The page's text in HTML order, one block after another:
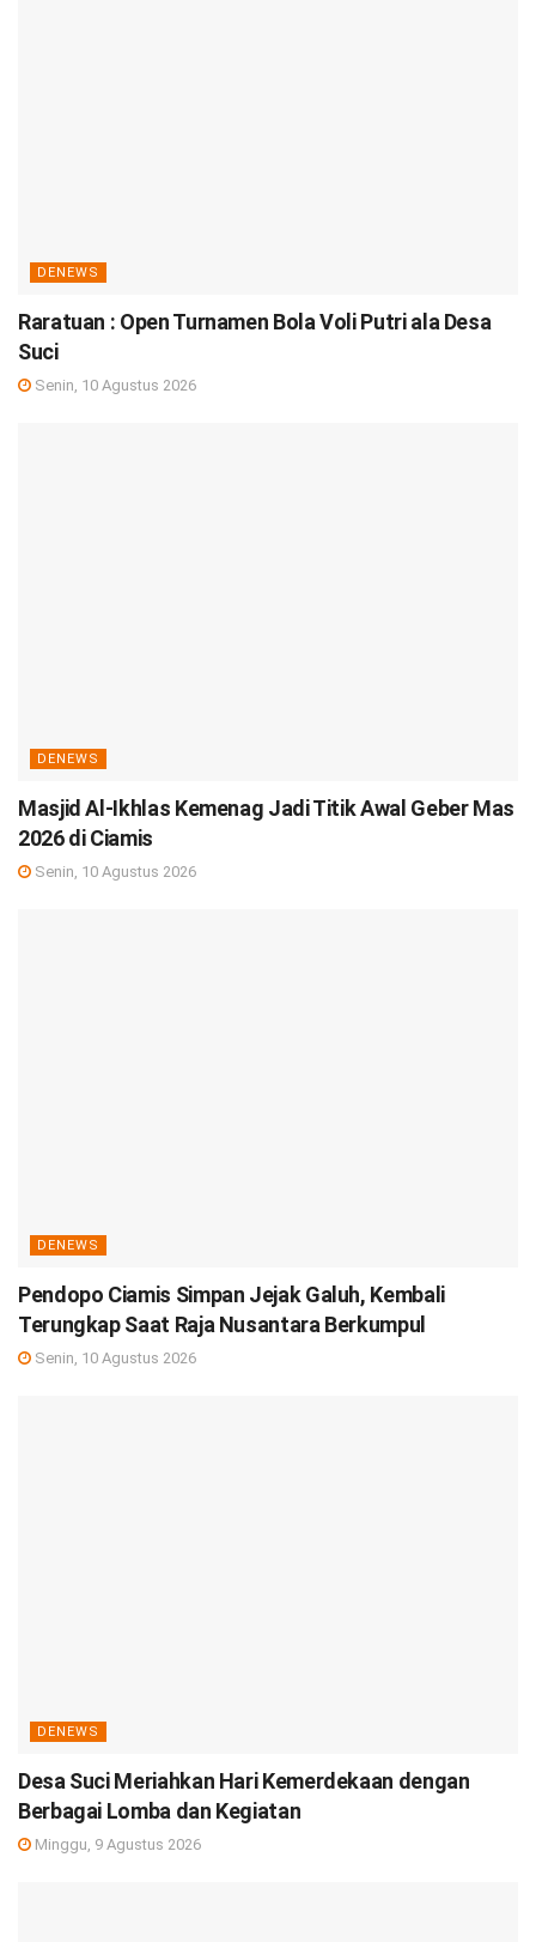
DENEWS
Raratuan : Open Turnamen Bola Voli Putri ala Desa
Suci
Senin, 10 Agustus 2026
DENEWS
Masjid Al-Ikhlas Kemenag Jadi Titik Awal Geber Mas
2026 di Ciamis
Senin, 10 Agustus 2026
DENEWS
Pendopo Ciamis Simpan Jejak Galuh, Kembali
Terungkap Saat Raja Nusantara Berkumpul
Senin, 10 Agustus 2026
DENEWS
Desa Suci Meriahkan Hari Kemerdekaan dengan
Berbagai Lomba dan Kegiatan
Minggu, 9 Agustus 2026